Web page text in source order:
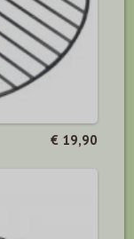
€ 19,90